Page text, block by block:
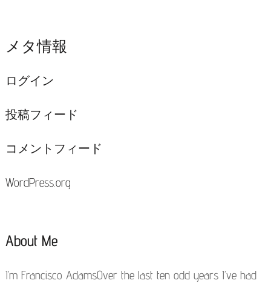
メタ情報
ログイン
投稿フィード
コメントフィード
WordPress.org
About Me
I’m Francisco AdamsOver the last ten odd years I’ve had